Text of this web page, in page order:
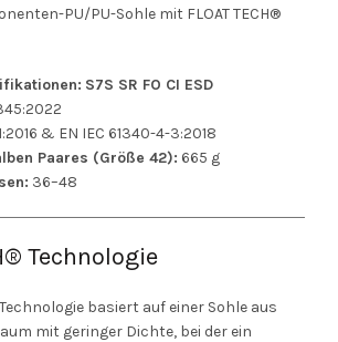
PU/PU-Sohle mit FLOAT TECH®
S7S SR FO CI ESD
& EN IEC 61340-4-3:2018
Paares (Größe 42): 665 g
36–48
Technologie
Technologie basiert auf einer Sohle aus
mit geringer Dichte, bei der ein